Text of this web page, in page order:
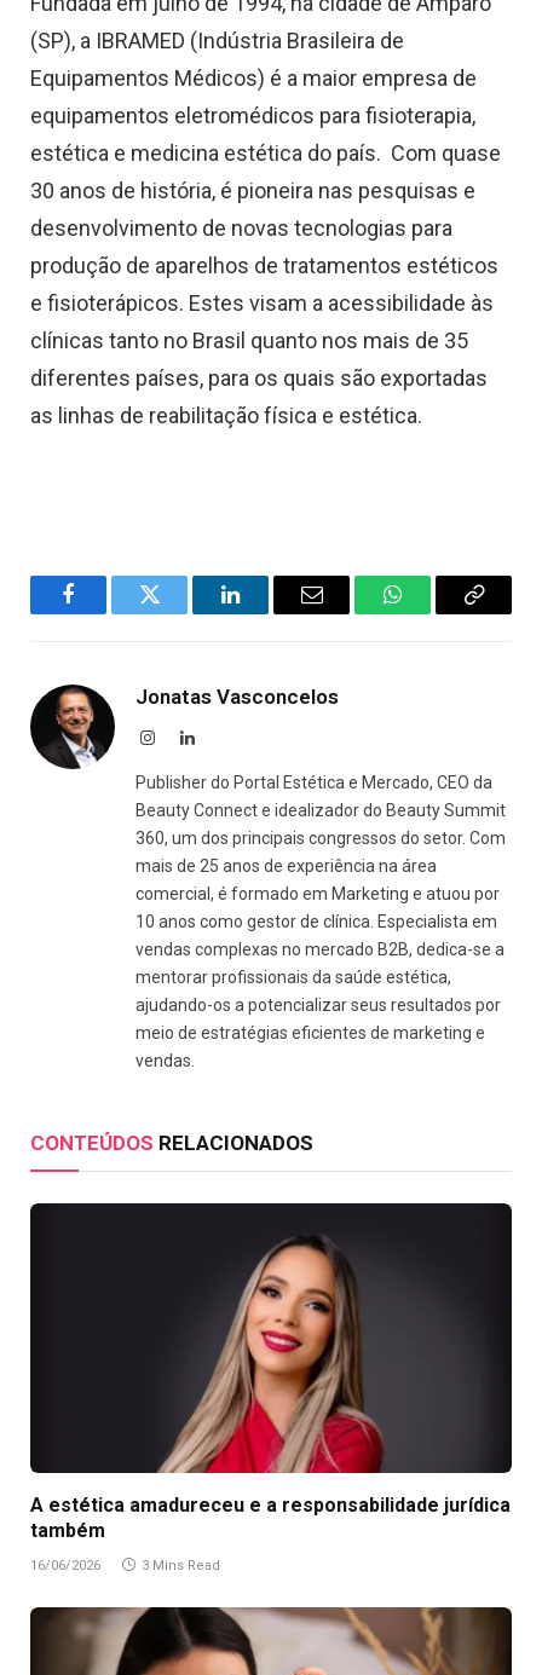
(SP), a IBRAMED (Indústria Brasileira de
Equipamentos Médicos) é a maior empresa de
equipamentos eletromédicos para fisioterapia,
estética e medicina estética do país. Com quase
30 anos de história, é pioneira nas pesquisas e
desenvolvimento de novas tecnologias para
produção de aparelhos de tratamentos estéticos
e fisioterápicos. Estes visam a acessibilidade às
clínicas tanto no Brasil quanto nos mais de 35
diferentes países, para os quais são exportadas
as linhas de reabilitação física e estética.
FacebookTwitter LinkedInEmail WhatsAppCopy
Jonatas Vasconcelos
InstagramLinkedIn
Publisher do Portal Estética e Mercado, CEO da
Beauty Connect e idealizador do Beauty Summit
360, um dos principais congressos do setor. Com
mais de 25 anos de experiência na área
comercial, é formado em Marketing e atuou por
10 anos como gestor de clínica. Especialista em
vendas complexas no mercado B2B, dedica-se a
mentorar profissionais da saúde estética,
ajudando-os a potencializar seus resultados por
meio de estratégias eficientes de marketing e
vendas.
CONTEÚDOS RELACIONADOS
A estética amadureceu e a responsabilidade jurídica
também
16/06/2026 3 Mins Read